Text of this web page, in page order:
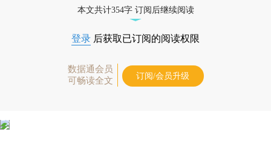
本文共计354字 订阅后继续阅读
登录 后获取已订阅的阅读权限
数据通会员
可畅读全文
订阅/会员升级